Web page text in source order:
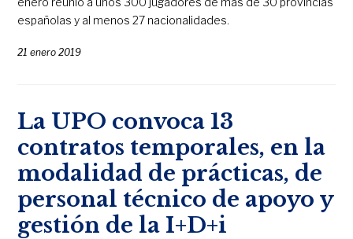
españolas y al menos 27 nacionalidades.
21 enero 2019
La UPO convoca 13
contratos temporales, en la
modalidad de prácticas, de
personal técnico de apoyo y
gestión de la I+D+i